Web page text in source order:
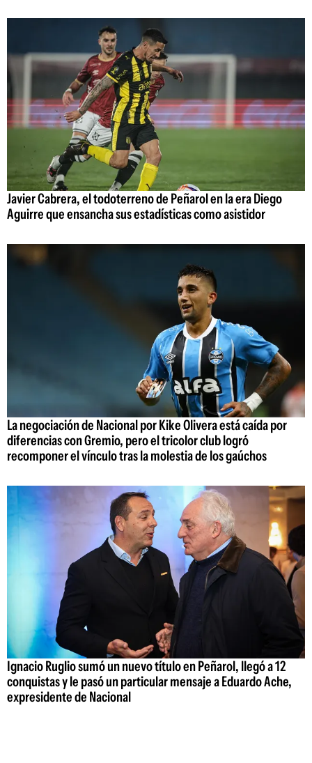
Javier Cabrera, el todoterreno de Peñarol en la era Diego
Aguirre que ensancha sus estadísticas como asistidor
La negociación de Nacional por Kike Olivera está caída por
diferencias con Gremio, pero el tricolor club logró
recomponer el vínculo tras la molestia de los gaúchos
Ignacio Ruglio sumó un nuevo título en Peñarol, llegó a 12
conquistas y le pasó un particular mensaje a Eduardo Ache,
expresidente de Nacional